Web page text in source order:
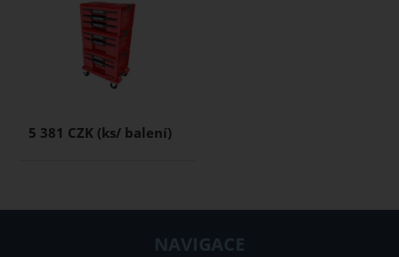
5 381 CZK
NAVIGACE